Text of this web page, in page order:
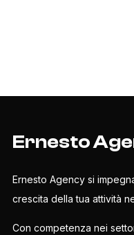
Ernesto
Ernesto Agency si
crescita della tua attività
Con competenza nei